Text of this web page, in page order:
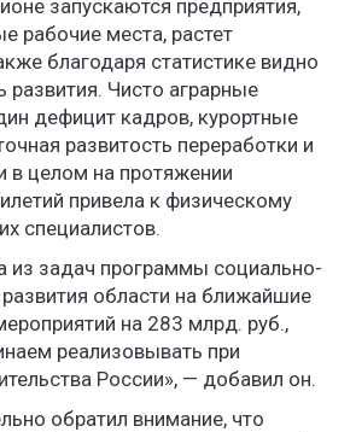
запускаются предприятия,
рабочие места, растет
благодаря статистике видно
развития. Чисто аграрные
дефицит кадров, курортные
развитость переработки и
целом на протяжении
привела к физическому
специалистов.
из задач программы социально-
области на ближайшие
на 283 млрд. руб.,
реализовывать при
России», — добавил он.
обратил внимание, что